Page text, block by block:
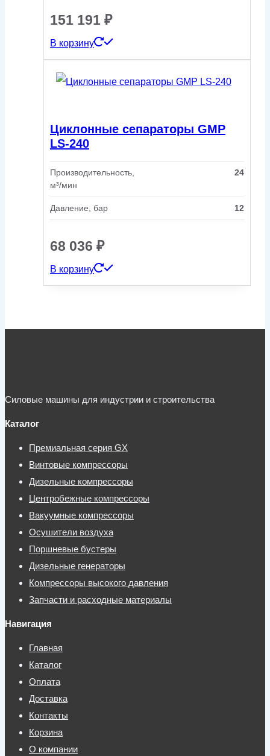
151 191 ₽
В корзину
Циклонные сепараторы GMP
LS-240
Производительность,
м³/мин
24
Давление, бар 12
68 036 ₽
В корзину
Силовые машины для индустрии и строительства
Каталог
Премиальная серия GX
Винтовые компрессоры
Дизельные компрессоры
Центробежные компрессоры
Вакуумные компрессоры
Осушители воздуха
Поршневые бустеры
Дизельные генераторы
Компрессоры высокого давления
Запчасти и расходные материалы
Навигация
Главная
Каталог
Оплата
Доставка
Контакты
Корзина
О компании